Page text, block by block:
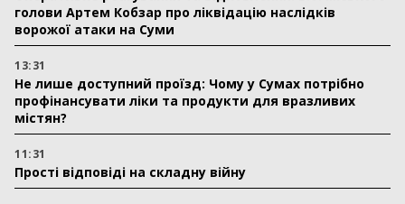
голови Артем Кобзар про ліквідацію наслідків
ворожої атаки на Суми
13:31
Не лише доступний проїзд: Чому у Сумах потрібно
профінансувати ліки та продукти для вразливих
містян?
11:31
Прості відповіді на складну війну